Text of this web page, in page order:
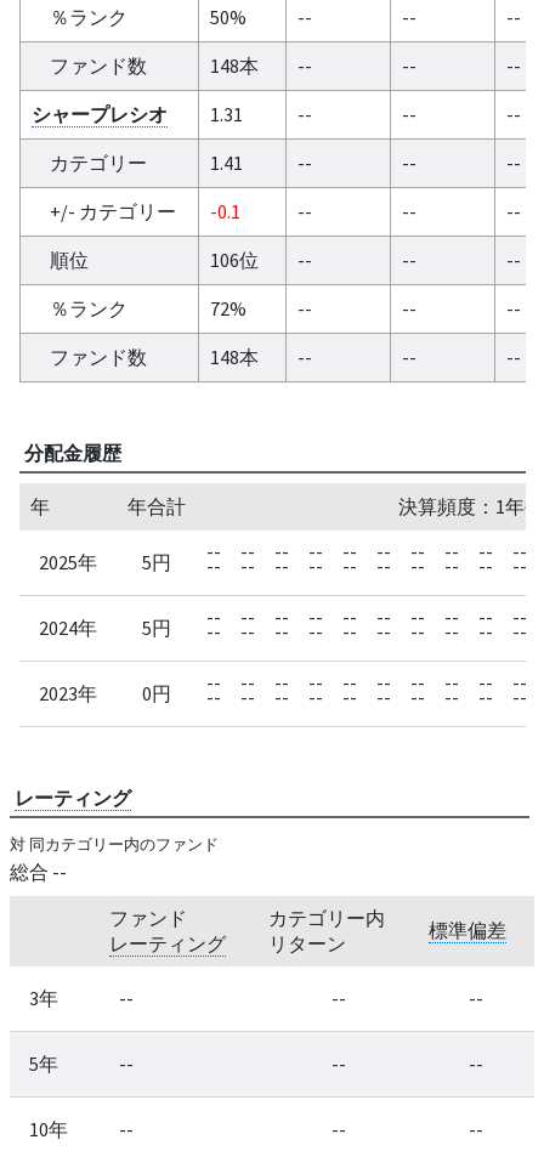
％ランク 50% -- --
--
ファンド数
148本 -- --
--
シャープレシオ
1.31 -- --
--
カテゴリー
1.41 -- --
--
+/- カテゴリー
-0.1 -- --
--
順位
106位 -- --
--
％ランク
72% -- --
--
ファンド数
148本 -- -- --
分配金履歴
年 年合計 決算頻度：1年
2025年 5円 --
--
--
--
--
--
--
--
--
--
--
--
--
--
--
--
--
--
--
--
2024年 5円 --
--
--
--
--
--
--
--
--
--
--
--
--
--
--
--
--
--
--
--
2023年 0円 --
--
--
--
--
--
--
--
--
--
--
--
--
--
--
--
--
--
--
--
レーティング
対 同カテゴリー内のファンド
総合 --
ファンド
レーティング
カテゴリー内
リターン
標準偏差
3年 -- -- --
5年 -- -- --
10年 -- -- --